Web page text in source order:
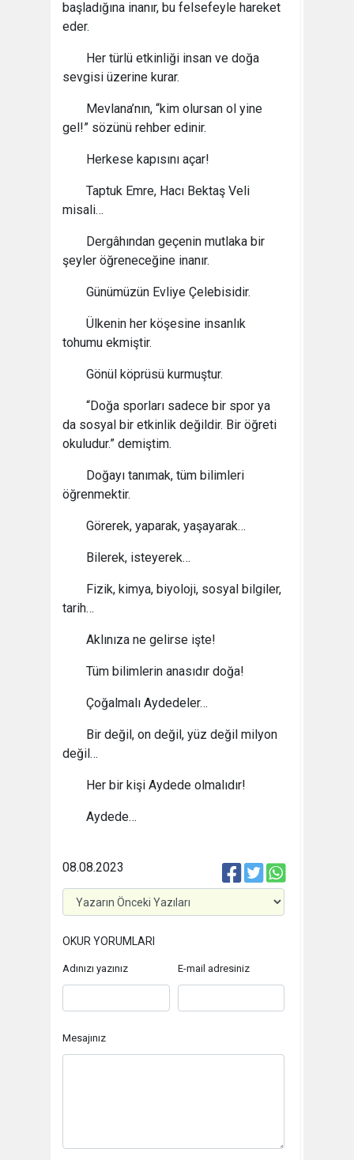
başladığına inanır, bu felsefeyle hareket
eder.
Her türlü etkinliği insan ve doğa
sevgisi üzerine kurar.
Mevlana’nın, “kim olursan ol yine
gel!” sözünü rehber edinir.
Herkese kapısını açar!
Taptuk Emre, Hacı Bektaş Veli
misali…
Dergâhından geçenin mutlaka bir
şeyler öğreneceğine inanır.
Günümüzün Evliye Çelebisidir.
Ülkenin her köşesine insanlık
tohumu ekmiştir.
Gönül köprüsü kurmuştur.
“Doğa sporları sadece bir spor ya
da sosyal bir etkinlik değildir. Bir öğreti
okuludur.” demiştim.
Doğayı tanımak, tüm bilimleri
öğrenmektir.
Görerek, yaparak, yaşayarak…
Bilerek, isteyerek…
Fizik, kimya, biyoloji, sosyal bilgiler,
tarih…
Aklınıza ne gelirse işte!
Tüm bilimlerin anasıdır doğa!
Çoğalmalı Aydedeler…
Bir değil, on değil, yüz değil milyon
değil…
Her bir kişi Aydede olmalıdır!
Aydede…
08.08.2023
OKUR YORUMLARI
Adınızı yazınız E-mail adresiniz
Mesajınız